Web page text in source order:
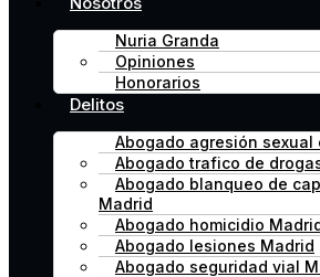
Nuria Granda
Opiniones
Honorarios
Delitos
Abogado agresión sexual
Abogado trafico de
Abogado blanqueo de
Madrid
Abogado homicidio
Abogado lesiones Madrid
Abogado seguridad vial